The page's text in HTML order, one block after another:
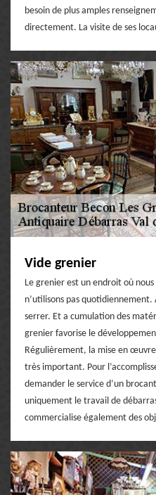
besoin de plus amples
directement. La visite de ses
Vide grenier
Le grenier est un endroit où
n’utilisons pas
serrer. Et a cumulation des
grenier favorise le
Régulièrement, la mise en
très important. Pour
demander le service d’un
uniquement le travail de
commercialise également des